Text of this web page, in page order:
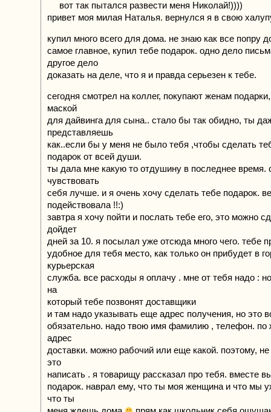
вот так пытался развести меня Николай!))))
привет моя милая Наталья. вернулся я в свою
купил много всего для дома. не знаю как все попру
самое главное, купил тебе подарок. одно дело
другое дело
доказать на деле, что я и правда серьезен к тебе.
сегодня смотрел на коллег, покупают женам
маской
для дайвинга для сына.. стало бы так обидно, ты
представляешь
как..если бы у меня не было тебя ,чтобы сделать
подарок от всей души.
ты дала мне какую то отдушину в последнее время.
чувствовать
себя лучше. и я очень хочу сделать тебе подарок.
подействовала !!:)
завтра я хочу пойти и послать тебе его, это можно
дойдет
дней за 10. я посылал уже отсюда много чего. тебе
удобное для тебя место, как только он прибудет в
курьерская
служба. все расходы я оплачу . мне от тебя надо :
на
который тебе позвонят доставщики
и там надо указывать еще адрес получения, но это
обязательно. надо твою имя фамилию , телефон.
адрес
доставки. можно рабочий или еще какой. поэтому,
это
написать . я товарищу рассказал про тебя. вместе
подарок. наврал ему, что ты моя женщина и что мы
что ты